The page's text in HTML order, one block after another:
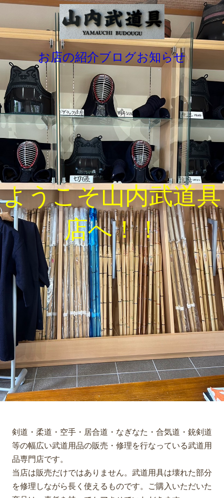
お店の紹介ブログお知らせ
ようこそ山内武道具
店へ！！
剣道・柔道・空手・居合道・なぎなた・合気道・銃剣道
等の幅広い武道用品の販売・修理を行なっている武道用
品専門店です。
当店は販売だけではありません。武道用具は壊れた部分
を修理しながら長く使えるものです。ご購入いただいた